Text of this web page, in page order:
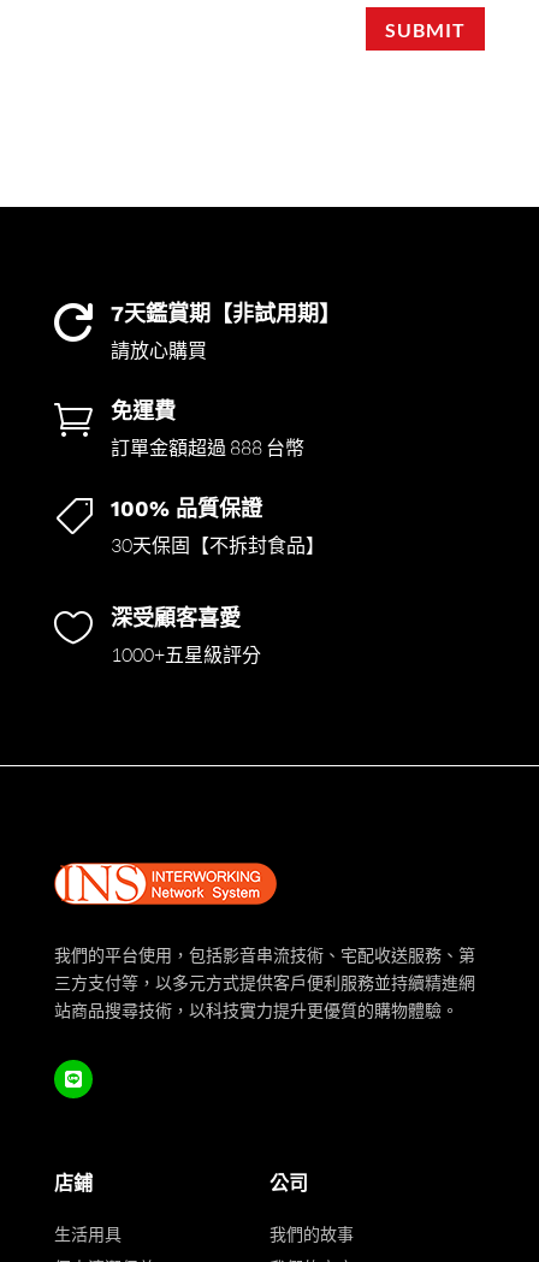
SUBMIT
 7天鑑賞期【非試用期】
請放心購買
 免運費
訂單金額超過 888 台幣
 100% 品質保證
30天保固【不拆封食品】
 深受顧客喜愛
1000+五星級評分
我們的平台使用，包括影音串流技術、宅配收送服務、第
三方支付等，以多元方式提供客戶便利服務並持續精進網
站商品搜尋技術，以科技實力提升更優質的購物體驗。
店鋪
生活用具
公司
我們的故事